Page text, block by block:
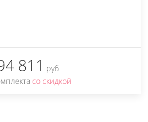
811 руб
со скидкой